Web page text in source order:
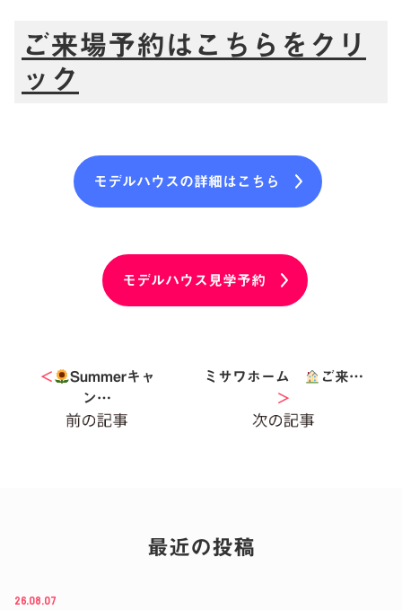
ご来場予約はこちらをクリ
ック
モデルハウスの詳細はこちら
モデルハウス見学予約
＜
Summerキャ
ン…
ミサワホーム
ご来…
＞
最近の投稿
26.08.07